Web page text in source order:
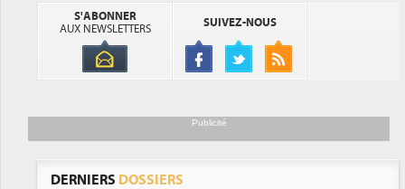
S'ABONNER
AUX NEWSLETTERS
SUIVEZ-NOUS
Publicité
DERNIERS DOSSIERS